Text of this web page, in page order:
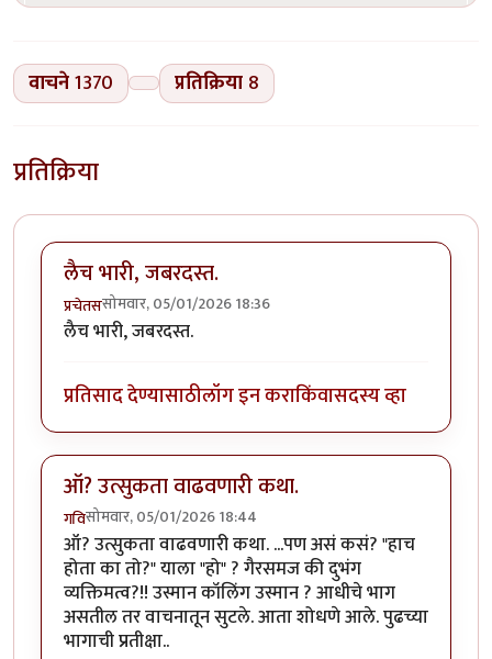
वाचने1370 प्रतिक्रिया 8
प्रतिक्रिया
लैच भारी, जबरदस्त.
प्रचेतससोमवार, 05/01/2026 18:36
लैच भारी, जबरदस्त.
प्रतिसाद देण्यासाठीलॉग इन कराकिंवासदस्य व्हा
ऑ? उत्सुकता वाढवणारी कथा.
गविसोमवार, 05/01/2026 18:44
ऑ? उत्सुकता वाढवणारी कथा. ...पण असं कसं? "हाच
होता का तो?" याला "हो" ? गैरसमज की दुभंग
व्यक्तिमत्व?!! उस्मान कॉलिंग उस्मान ? आधीचे भाग
असतील तर वाचनातून सुटले. आता शोधणे आले. पुढच्या
भागाची प्रतीक्षा..